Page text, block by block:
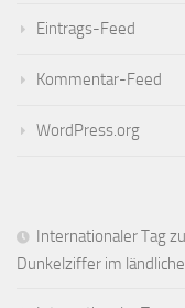
Eintrags-Feed
Kommentar-Feed
WordPress.org
Internationaler Tag
Dunkelziffer im